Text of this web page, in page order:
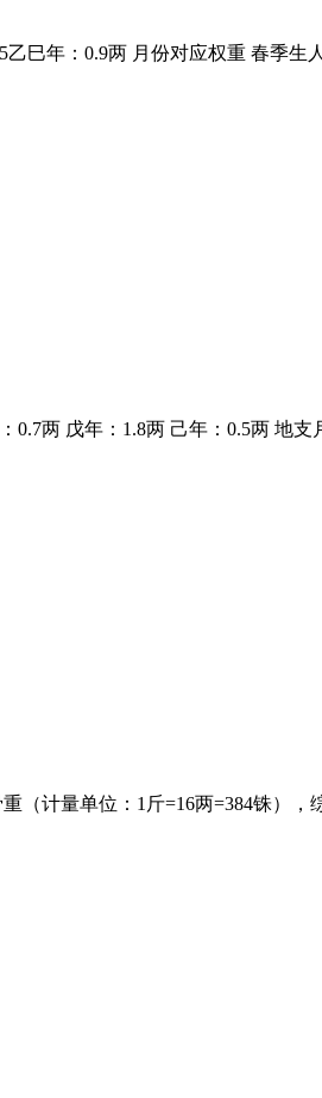
巳年：0.9两 月份对应权重 春季生
两 戊年：1.8两 己年：0.5两 地支
计量单位：1斤=16两=384铢），